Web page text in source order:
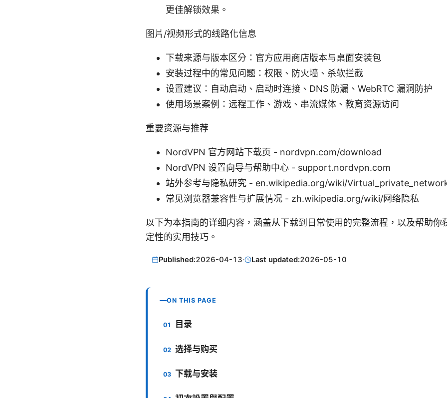
更佳解锁效果。
图片/视频形式的线路化信息
下载来源与版本区分：官方应用商店版本与桌面安装包
安装过程中的常见问题：权限、防火墙、杀软拦截
设置建议：自动启动、启动时连接、DNS 防漏、WebRTC 漏洞防护
使用场景案例：远程工作、游戏、串流媒体、教育资源访问
重要资源与推荐
NordVPN 官方网站下载页 - nordvpn.com/download
NordVPN 设置向导与帮助中心 - support.nordvpn.com
站外参考与隐私研究 - en.wikipedia.org/wiki/
常见浏览器兼容性与扩展情况 - zh.wikipedia.org/wiki/网络隐私
以下为本指南的详细内容，涵盖从下载到日常使用的完整流程，以及帮助你
定性的实用技巧。
Published:2026-04-13· Last updated:2026-05-10
ON THIS PAGE
目录
选择与购买
下载与安装